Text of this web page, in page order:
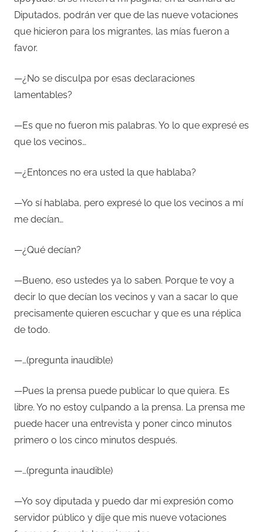
Diputados, podrán ver que de las nueve votaciones
que hicieron para los migrantes, las mías fueron a
favor.
—¿No se disculpa por esas declaraciones
lamentables?
—Es que no fueron mis palabras. Yo lo que expresé es
que los vecinos…
—¿Entonces no era usted la que hablaba?
—Yo sí hablaba, pero expresé lo que los vecinos a mí
me decían…
—¿Qué decían?
—Bueno, eso ustedes ya lo saben. Porque te voy a
decir lo que decían los vecinos y van a sacar lo que
precisamente quieren escuchar y que es una réplica
de todo.
—…(pregunta inaudible)
—Pues la prensa puede publicar lo que quiera. Es
libre. Yo no estoy culpando a la prensa. La prensa me
puede hacer una entrevista y poner cinco minutos
primero o los cinco minutos después.
—…(pregunta inaudible)
—Yo soy diputada y puedo dar mi expresión como
servidor público y dije que mis nueve votaciones